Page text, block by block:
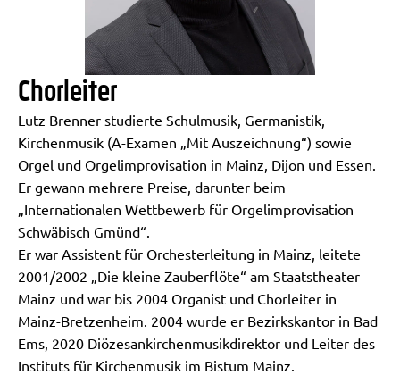
Chorleiter
Lutz Brenner studierte Schulmusik, Germanistik,
Kirchenmusik (A-Examen „Mit Auszeichnung“) sowie
Orgel und Orgelimprovisation in Mainz, Dijon und Essen.
Er gewann mehrere Preise, darunter beim
„Internationalen Wettbewerb für Orgelimprovisation
Schwäbisch Gmünd“.
Er war Assistent für Orchesterleitung in Mainz, leitete
2001/2002 „Die kleine Zauberflöte“ am Staatstheater
Mainz und war bis 2004 Organist und Chorleiter in
Mainz-Bretzenheim. 2004 wurde er Bezirkskantor in Bad
Ems, 2020 Diözesankirchenmusikdirektor und Leiter des
Instituts für Kirchenmusik im Bistum Mainz.